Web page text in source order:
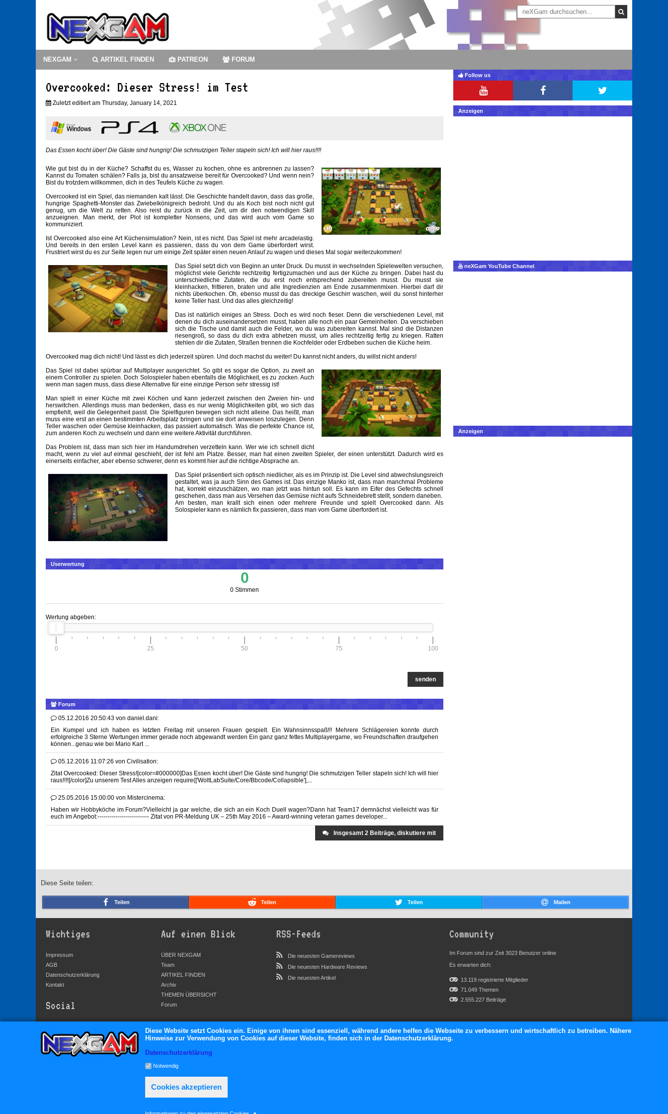
NEXGAM ARTIKEL FINDEN PATREON FORUM
Overcooked: Dieser Stress! im Test
Zuletzt editiert am Thursday, January 14, 2021
Das Essen kocht über! Die Gäste sind hungrig! Die schmutzigen Teller stapeln sich! Ich will hier raus!!!!
Wie gut bist du in der Küche? Schaffst du es, Wasser zu kochen, ohne es anbrennen zu lassen?
Kannst du Tomaten schälen? Falls ja, bist du ansatzweise bereit für Overcooked? Und wenn nein?
Bist du trotzdem willkommen, dich in des Teufels Küche zu wagen.
Overcooked ist ein Spiel, das niemanden kalt lässt. Die Geschichte handelt davon, dass das große,
hungrige Spaghetti-Monster das Zwiebelkönigreich bedroht. Und du als Koch bist noch nicht gut
genug, um die Welt zu retten. Also reist du zurück in die Zeit, um dir den notwendigen Skill
anzueignen. Man merkt, der Plot ist kompletter Nonsens, und das wird auch vom Game so
kommuniziert.
Ist Overcooked also eine Art Küchensimulation? Nein, ist es nicht. Das Spiel ist mehr arcadelastig.
Und bereits in den ersten Level kann es passieren, dass du von dem Game überfordert wirst.
Frustriert wirst du es zur Seite legen nur um einige Zeit später einen neuen Anlauf zu wagen und dieses Mal sogar weiterzukommen!
Das Spiel setzt dich von Beginn an unter Druck. Du musst in wechselnden Spielewelten versuchen,
möglichst viele Gerichte rechtzeitig fertigzumachen und aus der Küche zu bringen. Dabei hast du
unterschiedliche Zutaten, die du erst noch entsprechend zubereiten musst. Du musst sie
kleinhacken, frittieren, braten und alle Ingredienzien am Ende zusammenmixen. Hierbei darf dir
nichts überkochen. Oh, ebenso musst du das dreckige Geschirr waschen, weil du sonst hinterher
keine Teller hast. Und das alles gleichzeitig!
Das ist natürlich einiges an Stress. Doch es wird noch fieser. Denn die verschiedenen Level, mit
denen du dich auseinandersetzen musst, haben alle noch ein paar Gemeinheiten. Da verschieben
sich die Tische und damit auch die Felder, wo du was zubereiten kannst. Mal sind die Distanzen
riesengroß, so dass du dich extra abhetzen musst, um alles rechtzeitig fertig zu kriegen. Ratten
stehlen dir die Zutaten, Straßen trennen die Kochfelder oder Erdbeben suchen die Küche heim.
Overcooked mag dich nicht! Und lässt es dich jederzeit spüren. Und doch machst du weiter! Du kannst nicht anders, du willst nicht anders!
Das Spiel ist dabei spürbar auf Multiplayer ausgerichtet. So gibt es sogar die Option, zu zweit an
einem Controller zu spielen. Doch Solospieler haben ebenfalls die Möglichkeit, es zu zocken. Auch
wenn man sagen muss, dass diese Alternative für eine einzige Person sehr stressig ist!
Man spielt in einer Küche mit zwei Köchen und kann jederzeit zwischen den Zweien hin- und
herswitchen. Allerdings muss man bedenken, dass es nur wenig Möglichkeiten gibt, wo sich das
empfiehlt, weil die Gelegenheit passt. Die Spielfiguren bewegen sich nicht alleine. Das heißt, man
muss eine erst an einen bestimmten Arbeitsplatz bringen und sie dort anweisen loszulegen. Denn
Teller waschen oder Gemüse kleinhacken, das passiert automatisch. Was die perfekte Chance ist,
zum anderen Koch zu wechseln und dann eine weitere Aktivität durchführen.
Das Problem ist, dass man sich hier im Handumdrehen verzetteln kann. Wer wie ich schnell dicht
macht, wenn zu viel auf einmal geschieht, der ist fehl am Platze. Besser, man hat einen zweiten Spieler, der einen unterstützt. Dadurch wird es
einerseits einfacher, aber ebenso schwerer, denn es kommt hier auf die richtige Absprache an.
Das Spiel präsentiert sich optisch niedlicher, als es im Prinzip ist. Die Level sind abwechslungsreich
gestaltet, was ja auch Sinn des Games ist. Das einzige Manko ist, dass man manchmal Probleme
hat, korrekt einzuschätzen, wo man jetzt was hintun soll. Es kann im Eifer des Gefechts schnell
geschehen, dass man aus Versehen das Gemüse nicht aufs Schneidebrett stellt, sondern daneben.
Am besten, man krallt sich einen oder mehrere Freunde und spielt Overcooked dann. Als
Solospieler kann es nämlich fix passieren, dass man vom Game überfordert ist.
Userwertung
0
0 Stimmen
Wertung abgeben:
0 25 50 75 100
senden
Forum
05.12.2016 20:50:43 von daniel.dani:
Ein Kumpel und ich haben es letzten Freitag mit unseren Frauen gespielt. Ein Wahnsinnsspaß!!! Mehrere Schlägereien konnte durch
erfolgreiche 3 Sterne Wertungen immer gerade noch abgewandt werden Ein ganz ganz fettes Multiplayergame, wo Freundschaften draufgehen
können...genau wie bei Mario Kart ...
05.12.2016 11:07:26 von Civilisation:
Zitat Overcooked: Dieser Stress![color=#000000]Das Essen kocht über! Die Gäste sind hungrig! Die schmutzigen Teller stapeln sich! Ich will hier
raus!!!![/color]Zu unserem Test Alles anzeigen require(['WoltLabSuite/Core/Bbcode/Collapsible'],...
25.05.2016 15:00:00 von Mistercinema:
Haben wir Hobbyköche im Forum?Vielleicht ja gar welche, die sich an ein Koch Duell wagen?Dann hat Team17 demnächst vielleicht was für
euch im Angebot:-------------------------- Zitat von PR-Meldung UK – 25th May 2016 – Award-winning veteran games developer...
Insgesamt 2 Beiträge, diskutiere mit
Follow us
Anzeigen
neXGam YouTube Channel
Anzeigen
Diese Seite teilen:
Teilen Teilen Teilen Mailen
Wichtiges
Impressum
AGB
Datenschutzerklärung
Kontakt
Social
Facebook
Twitter
Auf einen Blick
ÜBER NEXGAM
Team
ARTIKEL FINDEN
Archiv
THEMEN ÜBERSICHT
Forum
RSS-Feeds
Die neuesten Gamereviews
Die neuesten Hardware Reviews
Die neuesten Artikel
Community
Im Forum sind zur Zeit 3023 Benutzer online
Es erwarten dich:
13.119 registrierte Mitglieder
71.049 Themen
2.555.227 Beiträge
Diese Website setzt Cookies ein. Einige von ihnen sind essenziell, während andere helfen die Webseite zu verbessern und wirtschaftlich zu betreiben. Nähere
Hinweise zur Verwendung von Cookies auf dieser Website, finden sich in der Datenschutzerklärung.
Datenschutzerklärung
Notwendig
Cookies akzeptieren